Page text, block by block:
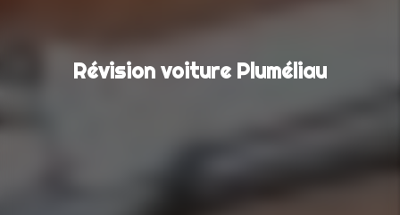
Révision voiture Pluméliau